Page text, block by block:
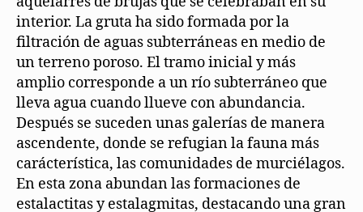
interior. La gruta ha sido formada por la
filtración de aguas subterráneas en medio de
un terreno poroso. El tramo inicial y más
amplio corresponde a un río subterráneo que
lleva agua cuando llueve con abundancia.
Después se suceden unas galerías de manera
ascendente, donde se refugian la fauna más
carácterística, las comunidades de murciélagos.
En esta zona abundan las formaciones de
estalactitas y estalagmitas, destacando una gran